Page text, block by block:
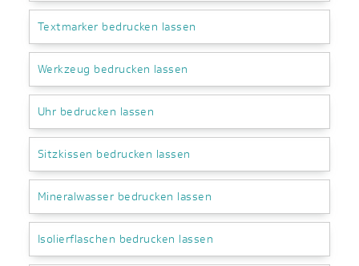
Textmarker bedrucken lassen
Werkzeug bedrucken lassen
Uhr bedrucken lassen
Sitzkissen bedrucken lassen
Mineralwasser bedrucken lassen
Isolierflaschen bedrucken lassen